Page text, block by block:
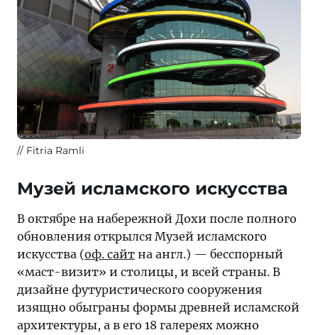
Fitria Ramli
Музей исламского искусства
В октябре на набережной Дохи после полного
обновления открылся Музей исламского
искусства (оф. сайт на англ.) — бесспорный
«маст-визит» и столицы, и всей страны. В
дизайне футуристического сооружения
изящно обыграны формы древней исламской
архитектуры, а в его 18 галереях можно